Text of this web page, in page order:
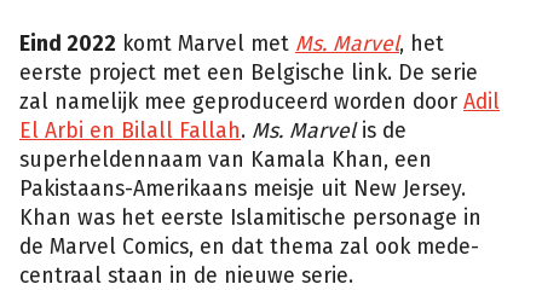
Eind 2022 komt Marvel met Ms. Marvel, het
eerste project met een Belgische link. De serie
zal namelijk mee geproduceerd worden door Adil
El Arbi en Bilall Fallah. Ms. Marvelis de
superheldennaam van Kamala Khan, een
Pakistaans-Amerikaans meisje uit New Jersey.
Khan was het eerste Islamitische personage in
de Marvel Comics, en dat thema zal ook mede-
centraal staan in de nieuwe serie.